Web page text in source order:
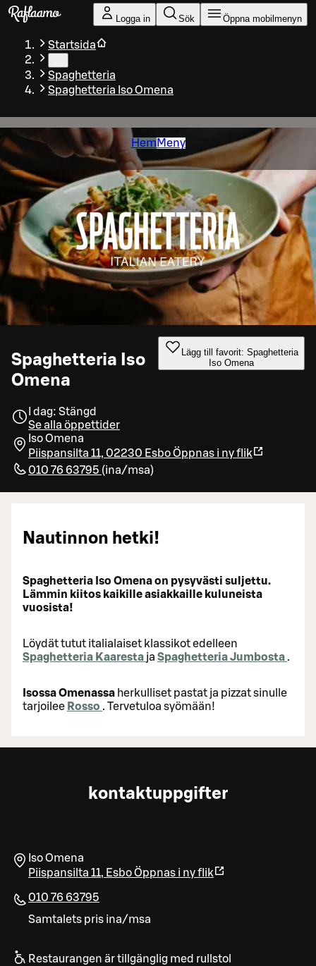
Gå till huvudinnehållet
Logga in Sök Öppna mobilmenyn
Startsida
Spaghetteria
Spaghetteria Iso Omena
Hem Meny
Spaghetteria Iso
Omena
Lägg till favorit: Spaghetteria
Iso Omena
I dag: Stängd
Se alla öppettider
Iso Omena
Piispansilta 11, 02230 EsboÖppnas i ny flik
010 76 63795 (ina/msa)
Nautinnon hetki!
Spaghetteria Iso Omena on pysyvästi suljettu.
Lämmin kiitos kaikille asiakkaille kuluneista
vuosista!
Löydät tutut italialaiset klassikot edelleen
Spaghetteria Kaaresta ja Spaghetteria Jumbosta .
Isossa Omenassa herkulliset pastat ja pizzat sinulle
tarjoilee Rosso . Tervetuloa syömään!
kontaktuppgifter
Iso Omena
Piispansilta 11, EsboÖppnas i ny flik
010 76 63795
Samtalets pris ina/msa
Restaurangen är tillgänglig med rullstol